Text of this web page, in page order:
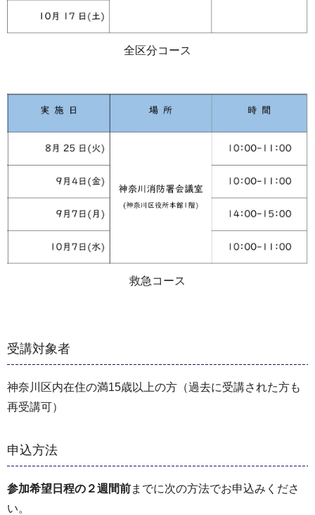
全区分コース
救急コース
受講対象者
神奈川区内在住の満15歳以上の方（過去に受講された方も
再受講可）
申込方法
参加希望日程の２週間前までに次の方法でお申込みくださ
い。